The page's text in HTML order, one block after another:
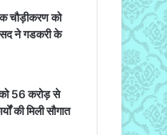
चौड़ीकरण को
ने गडकरी के
56 करोड़ से
की मिली सौगात